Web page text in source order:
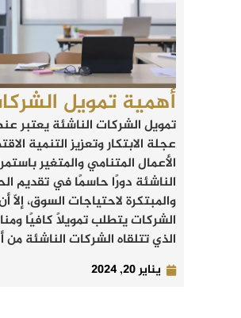
أهمية تمويل
تمويل الشركات الناشئة يعتبر
عجلة الابتكار وتعزيز التنمية
الأعمال المتنامي والمتغير
الناشئة دورًا حاسمًا في تقديم
والمبتكرة لاحتياجات السوق، إلّا
الشركات يتطلب تمويلًا كافيًا
الذي تتلقاه الشركات الناشئة من
يناير 20, 2024